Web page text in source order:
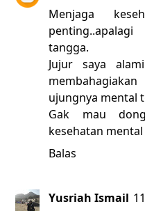
Menjaga
tangga.
Jujur saya
ujungnya mental
Gak mau
kesehatan
Balas
Yusriah Ismail